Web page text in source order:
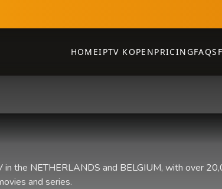
HOMEIPTV KOPENPRICINGFAQS
in the NETHERLANDS and BELGIUM, with over
and series.